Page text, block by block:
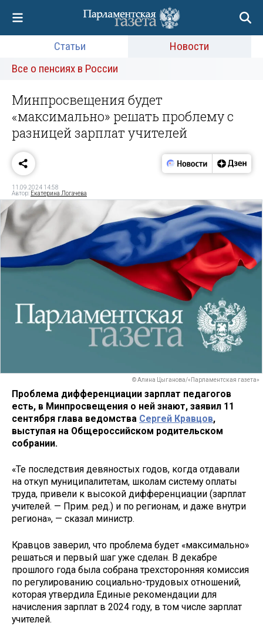
Статьи
Новости
Все о пенсиях в России
Минпросвещения будет
«максимально» решать проблему с
разницей зарплат учителей
11.09.2024 14:58
Автор: Екатерина Логачева
© Алина Цыганова/«Парламентская газета»
Проблема дифференциации зарплат педагогов
есть, в Минпросвещения о ней знают, заявил 11
сентября глава ведомства Сергей Кравцов,
выступая на Общероссийском родительском
собрании.
«Те последствия девяностых годов, когда отдавали
на откуп муниципалитетам, школам систему оплаты
труда, привели к высокой дифференциации (зарплат
учителей. — Прим. ред.) и по регионам, и даже внутри
региона», — сказал министр.
Кравцов заверил, что проблема будет «максимально»
решаться и первый шаг уже сделан. В декабре
прошлого года была собрана трехсторонняя комиссия
по регулированию социально-трудовых отношений,
которая утвердила Единые рекомендации для
начисления зарплат в 2024 году, в том числе зарплат
учителей.